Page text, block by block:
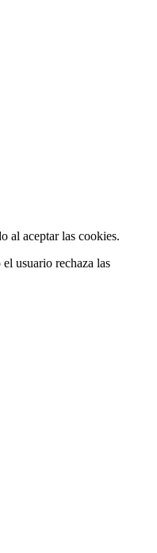
al aceptar las cookies.
usuario rechaza las